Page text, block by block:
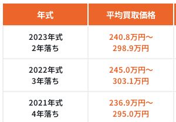
年式 平均買取価格
2023年式
2年落ち
240.8万円～
298.9万円
2022年式
3年落ち
245.0万円～
303.1万円
2021年式
4年落ち
236.9万円～
295.0万円